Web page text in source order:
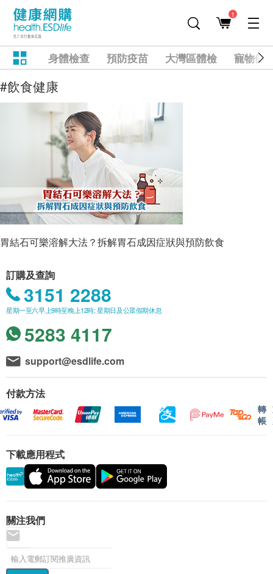
1
身體檢查 預防疫苗 大灣區體檢 寵物健
#飲食健康
胃結石可樂溶解大法？拆解胃石成因症狀與預防飲食
訂購及查詢
3151 2288
星期一至六早上9時至晚上12時; 星期日及公眾假期休息
5283 4117
support@esdlife.com
付款方法
轉
帳
下載應用程式
關注我們